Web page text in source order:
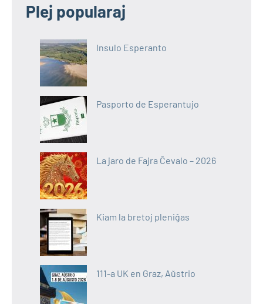
Plej popularaj
Insulo Esperanto
Pasporto de Esperantujo
La jaro de Fajra Ĉevalo – 2026
Kiam la bretoj pleniĝas
111-a UK en Graz, Aŭstrio